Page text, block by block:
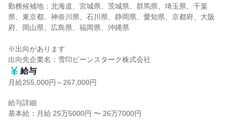
勤務候補地：北海道、宮城県、茨城県、群馬県、埼玉県、千葉
県、東京都、神奈川県、石川県、静岡県、愛知県、京都府、大阪
府、岡山県、広島県、福岡県、沖縄県
※出向があります
出向先企業名：雪印ビーンスターク株式会社
給与
月給255,000円～267,000円
給与詳細
基本給：月給 25万5000円 〜 26万7000円